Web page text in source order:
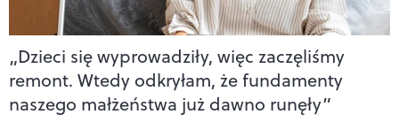
„Dzieci się wyprowadziły, więc zaczęliśmy
remont. Wtedy odkryłam, że fundamenty
naszego małżeństwa już dawno runęły”